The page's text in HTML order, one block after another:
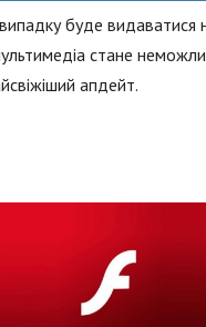
буде видаватися
стане
апдейт.